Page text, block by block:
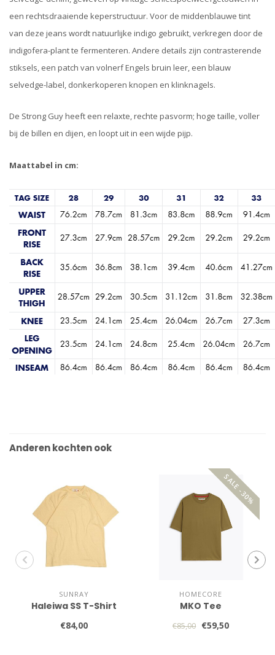
een rechtsdraaiende keperstructuur. Voor de middenblauwe tint
van deze jeans wordt natuurlijke indigo gebruikt, verkregen door de
indigofera-plant te fermenteren. Andere details zijn contrasterende
stiksels, een patch van volnerf Engels bruin leer, een blauw
selvedge-label, donkerkoperen knopen en klinknagels.
De Strong Guy heeft een relaxte, rechte pasvorm; hoge taille, voller
bij de billen en dijen, en loopt uit in een wijde pijp.
Maattabel in cm:
Anderen kochten ook
SUNRAY
Haleiwa SS T-Shirt
€84,00
SALE -30%
HOMECORE
MKO Tee
€85,00 €59,50